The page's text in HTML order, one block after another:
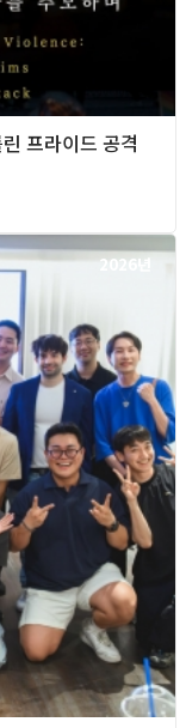
프라이드 공격
2026년